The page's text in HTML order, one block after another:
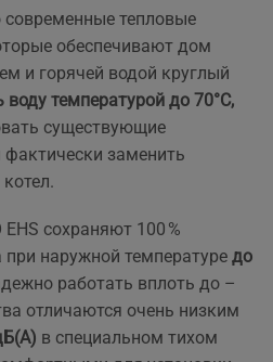
современные тепловые
обеспечивают дом
и горячей водой круглый
воду температурой до 70°C,
существующие
заменить
сохраняют 100 %
наружной температуре до
работать вплоть до –
отличаются очень низким
в специальном тихом